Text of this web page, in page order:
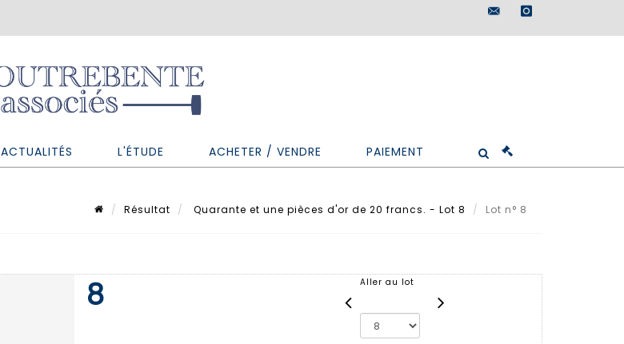
instagram
ACTUALITÉS L'ÉTUDE ACHETER / VENDRE PAIEMENT
Résultat Quarante et une pièces d'or de 20 francs. - Lot 8 Lot n° 8
8 Aller au lot